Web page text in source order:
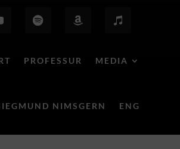
PROFESSUR MEDIA
NIMSGERN ENG